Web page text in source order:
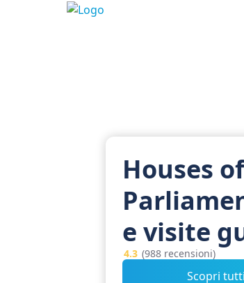
Houses of
e visite
4.3 (988 recensioni)
Scopri